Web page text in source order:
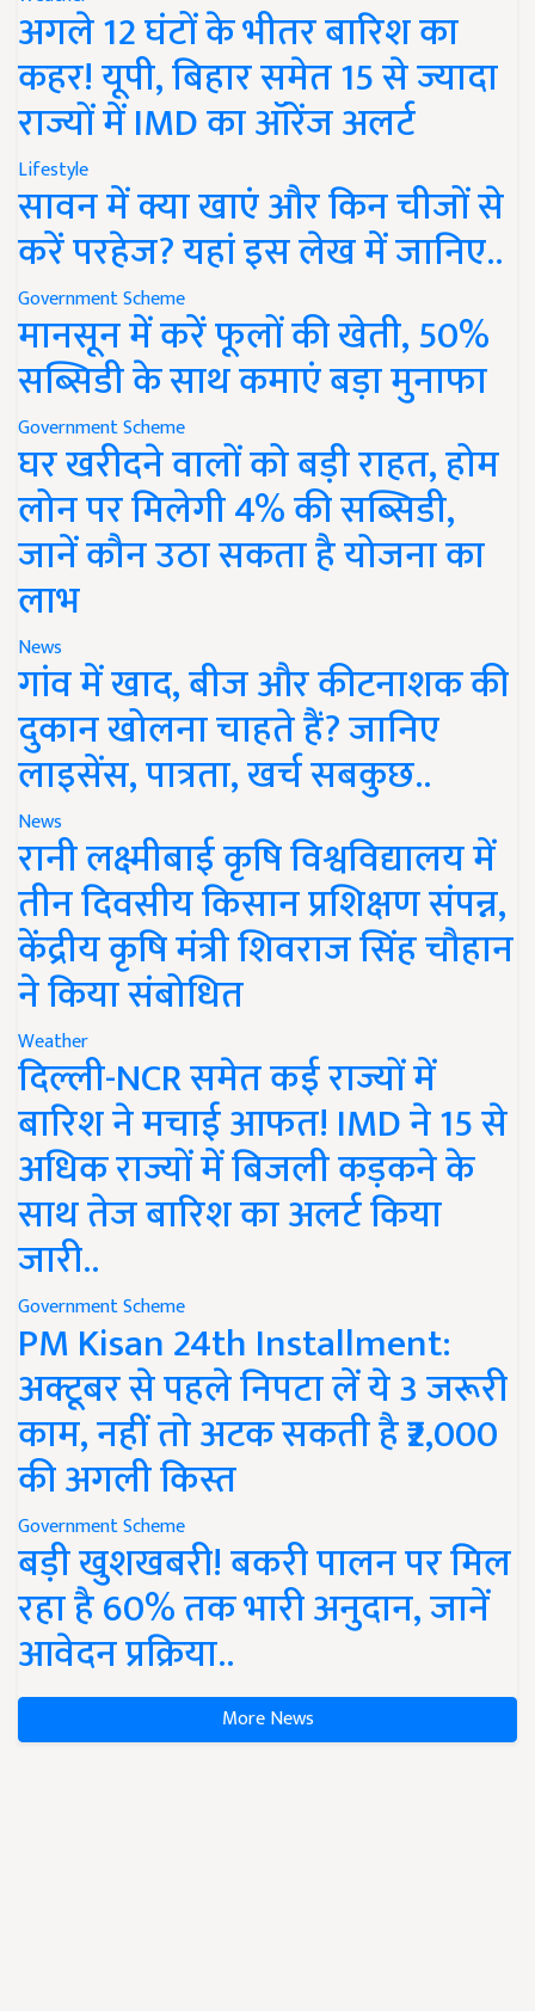
अगले 12 घंटों के भीतर बारिश का
कहर! यूपी, बिहार समेत 15 से ज्यादा
राज्यों में IMD का ऑरेंज अलर्ट
Lifestyle
सावन में क्या खाएं और किन चीजों से
करें परहेज? यहां इस लेख में जानिए..
Government Scheme
मानसून में करें फूलों की खेती, 50%
सब्सिडी के साथ कमाएं बड़ा मुनाफा
Government Scheme
घर खरीदने वालों को बड़ी राहत, होम
लोन पर मिलेगी 4% की सब्सिडी,
जानें कौन उठा सकता है योजना का
लाभ
News
गांव में खाद, बीज और कीटनाशक की
दुकान खोलना चाहते हैं? जानिए
लाइसेंस, पात्रता, खर्च सबकुछ..
News
रानी लक्ष्मीबाई कृषि विश्वविद्यालय में
तीन दिवसीय किसान प्रशिक्षण संपन्न,
केंद्रीय कृषि मंत्री शिवराज सिंह चौहान
ने किया संबोधित
Weather
दिल्ली-NCR समेत कई राज्यों में
बारिश ने मचाई आफत! IMD ने 15 से
अधिक राज्यों में बिजली कड़कने के
साथ तेज बारिश का अलर्ट किया
जारी..
Government Scheme
PM Kisan 24th Installment:
अक्टूबर से पहले निपटा लें ये 3 जरूरी
काम, नहीं तो अटक सकती है ₹2,000
की अगली किस्त
Government Scheme
बड़ी खुशखबरी! बकरी पालन पर मिल
रहा है 60% तक भारी अनुदान, जानें
आवेदन प्रक्रिया..
More News